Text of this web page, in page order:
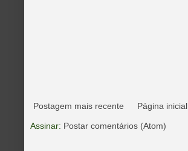
Postagem mais recente Página inicial
Assinar: Postar comentários (Atom)